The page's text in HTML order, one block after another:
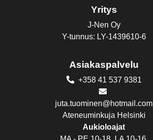
Yritys
J-Nen Oy
Y-tunnus: LY-1439610-6
Asiakaspalvelu
+358 41 537 9381
juta.tuominen@hotmail.com
Ateneuminkuja Helsinki
Aukioloajat